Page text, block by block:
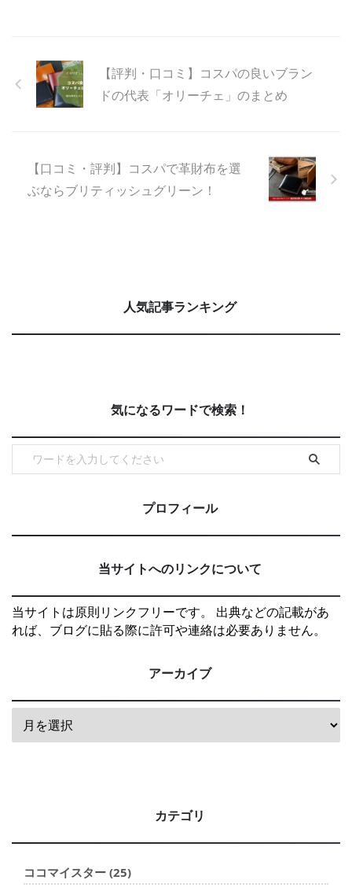
【評判・口コミ】コスパの良いブラン
ドの代表「オリーチェ」のまとめ
【口コミ・評判】コスパで革財布を選
ぶならブリティッシュグリーン！
人気記事ランキング
気になるワードで検索！
プロフィール
当サイトへのリンクについて
当サイトは原則リンクフリーです。 出典などの記載があ
れば、ブログに貼る際に許可や連絡は必要ありません。
アーカイブ
カテゴリ
ココマイスター (25)